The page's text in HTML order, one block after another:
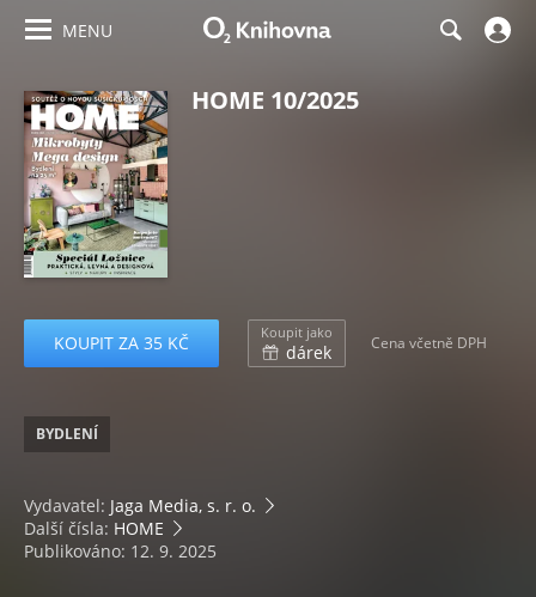
MENU
HOME 10/2025
KOUPIT ZA 35 KČ Koupit jako
dárek Cena včetně DPH
BYDLENÍ
Vydavatel: Jaga Media, s. r. o.
Další čísla: HOME
Publikováno: 12. 9. 2025